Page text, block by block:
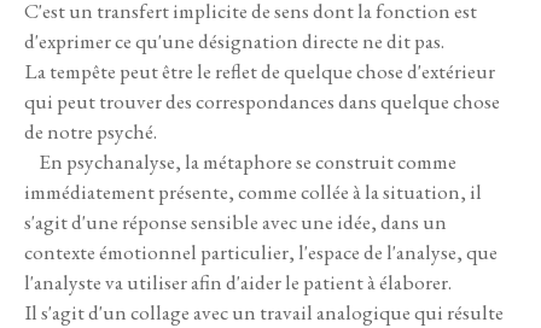
C'est un transfert implicite de sens dont la fonction est
d'exprimer ce qu'une désignation directe ne dit pas.
La tempête peut être le reflet de quelque chose d'extérieur
qui peut trouver des correspondances dans quelque chose
de notre psyché.
En psychanalyse, la métaphore se construit comme
immédiatement présente, comme collée à la situation, il
s'agit d'une réponse sensible avec une idée, dans un
contexte émotionnel particulier, l'espace de l'analyse, que
l'analyste va utiliser afin d'aider le patient à élaborer.
Il s'agit d'un collage avec un travail analogique qui résulte